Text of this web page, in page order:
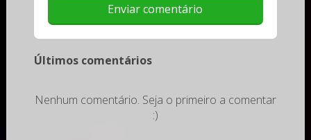
Últimos comentários
Nenhum comentário. Seja o primeiro a comentar
:)